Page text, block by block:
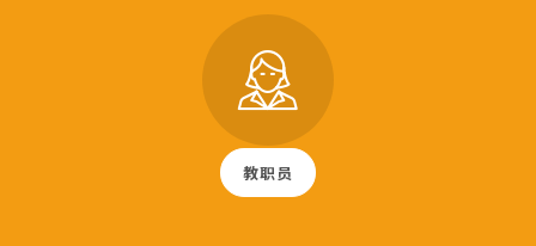
教职员